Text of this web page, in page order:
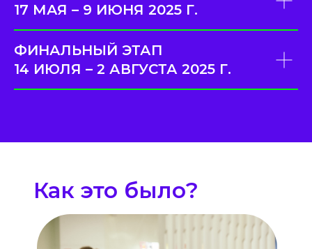
17 МАЯ – 9 ИЮНЯ 2025 Г.
ФИНАЛЬНЫЙ ЭТАП
14 ИЮЛЯ – 2 АВГУСТА 2025 Г.
Как это было?